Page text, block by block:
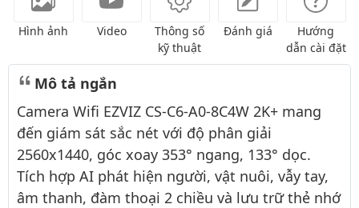
Hình ảnh Video
Thông số
kỹ thuật
Đánh giá
Hướng
dẫn cài đặt
Mô tả ngắn
Camera Wifi EZVIZ CS-C6-A0-8C4W 2K+ mang
đến giám sát sắc nét với độ phân giải
2560x1440, góc xoay 353° ngang, 133° dọc.
Tích hợp AI phát hiện người, vật nuôi, vẫy tay,
âm thanh, đàm thoại 2 chiều và lưu trữ thẻ nhớ